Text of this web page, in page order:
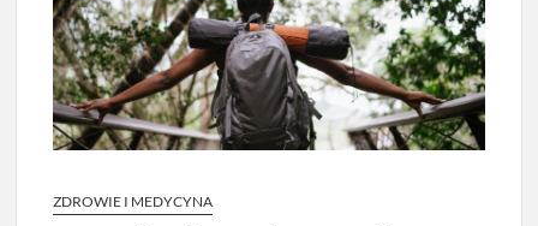
ZDROWIE I MEDYCYNA